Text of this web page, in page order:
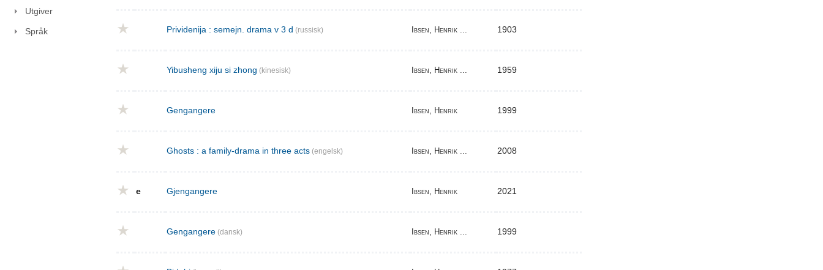
Utgiver
Språk Prividenija : semejn. drama v 3 d (russisk) Ibsen, Henrik ... 1903
Yibusheng xiju si zhong (kinesisk) Ibsen, Henrik ... 1959
Gengangere Ibsen, Henrik 1999
Ghosts : a family-drama in three acts (engelsk) Ibsen, Henrik ... 2008
e Gjengangere Ibsen, Henrik 2021
Gengangere (dansk) Ibsen, Henrik ... 1999